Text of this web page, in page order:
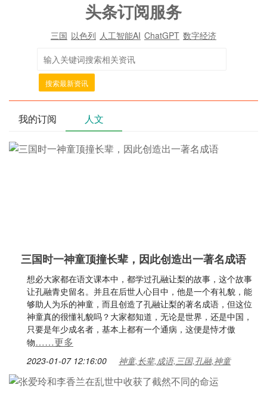
头条订阅服务
三国 以色列 人工智能AI ChatGPT 数字经济
搜索最新资讯
我的订阅 人文
三国时一神童顶撞长辈，因此创造出一著名成语
想必大家都在语文课本中，都学过孔融让梨的故事，这个故事
让孔融青史留名。并且在后世人心目中，他是一个有礼貌，能
够助人为乐的神童，而且创造了孔融让梨的著名成语，但这位
神童真的很懂礼貌吗？大家都知道，无论是世界，还是中国，
只要是年少成名者，基本上都有一个通病，这便是恃才傲
物……更多
2023-01-07 12:16:00 神童,长辈,成语,三国,孔融,神童